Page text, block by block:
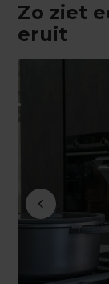
Zo ziet
eruit